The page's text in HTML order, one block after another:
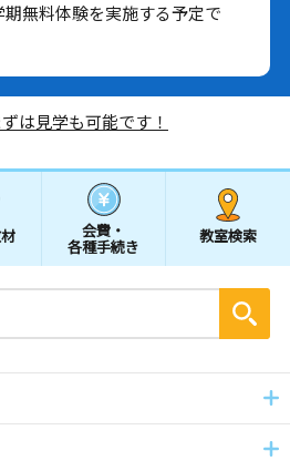
無料体験を実施する予定で
は見学も可能です！
会費・
各種手続き
教室検索